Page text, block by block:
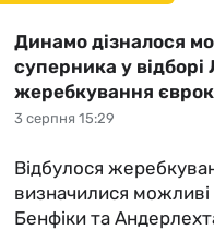
3 серпня 15:29
Динамо дізналося
суперника у відборі
жеребкування
Відбулося
визначилися
Бенфіки та